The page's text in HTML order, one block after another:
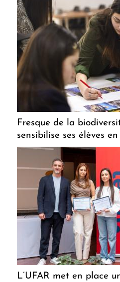
Fresque de la
sensibilise ses élèves
L’UFAR met en place